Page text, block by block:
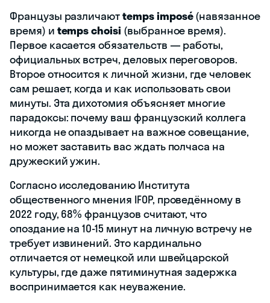
Французы различаютtemps imposé(навязанное
время) и temps choisi(выбранное время).
Первое касается обязательств — работы,
официальных встреч, деловых переговоров.
Второе относится к личной жизни, где человек
сам решает, когда и как использовать свои
минуты. Эта дихотомия объясняет многие
парадоксы: почему ваш французский коллега
никогда не опаздывает на важное совещание,
но может заставить вас ждать полчаса на
дружеский ужин.
Согласно исследованию Института
общественного мнения IFOP, проведённому в
2022 году, 68% французов считают, что
опоздание на 10-15 минут на личную встречу не
требует извинений. Это кардинально
отличается от немецкой или швейцарской
культуры, где даже пятиминутная задержка
воспринимается как неуважение.